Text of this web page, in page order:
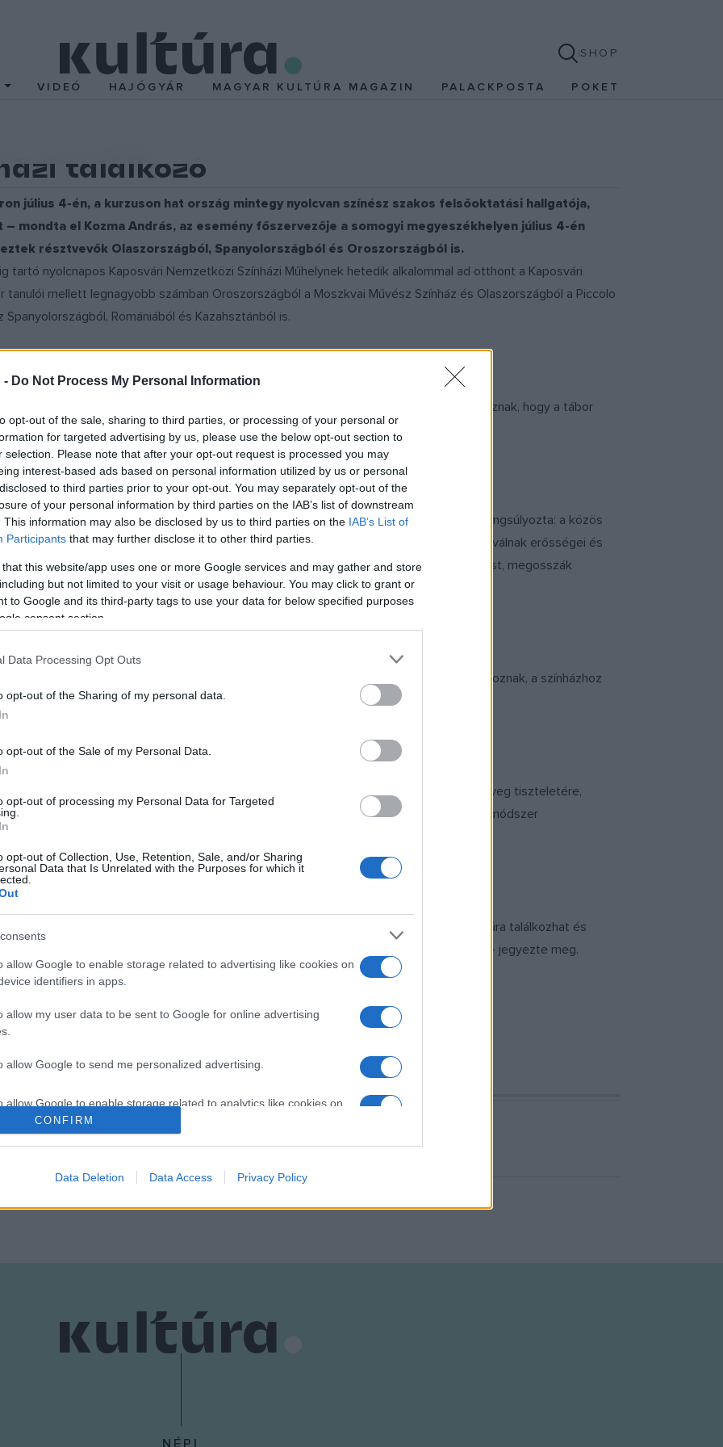
- Do Not Process My Personal Information
opt-out of the sale, sharing to third parties, or processing of your personal or
for targeted advertising by us, please use the below opt-out section to
selection. Please note that after your opt-out request is processed you may
interest-based ads based on personal information utilized by us or personal
to third parties prior to your opt-out. You may separately opt-out of the
of your personal information by third parties on the IAB’s list of downstream
This information may also be disclosed by us to third parties on the IAB’s List of
Participants that may further disclose it to other third parties.
that this website/app uses one or more Google services and may gather and store
but not limited to your visit or usage behaviour. You may click to grant or
to Google and its third-party tags to use your data for below specified purposes
consent section.
Data Processing Opt Outs
opt-out of the Sharing of my personal data.
opt-out of the Sale of my Personal Data.
opt-out of processing my Personal Data for Targeted
opt-out of Collection, Use, Retention, Sale, and/or Sharing
Data that Is Unrelated with the Purposes for which it
allow Google to enable storage related to advertising like cookies on
identifiers in apps.
allow my user data to be sent to Google for online advertising
allow Google to send me personalized advertising.
allow Google to enable storage related to analytics like cookies on
identifiers in apps.
CONFIRM
Data Deletion Data Access Privacy Policy
SHOP
VIDEÓ HAJÓGYÁR MAGYAR KULTÚRA MAGAZIN PALACKPOSTA POKET
találkozó
július 4-én, a kurzuson hat ország mintegy nyolcvan színész szakos felsőoktatási hallgatója,
mondta el Kozma András, az esemény főszervezője a somogyi megyeszékhelyen július 4-én
résztvevők Olaszországból, Spanyolországból és Oroszországból is.
tartó nyolcnapos Kaposvári Nemzetközi Színházi Műhelynek hetedik alkalommal ad otthont a Kaposvári
tanulói mellett legnagyobb számban Oroszországból a Moszkvai Művész Színház és Olaszországból a Piccolo
Romániából és Kazahsztánból is.
tartanak a fiataloknak, akik délután vegyes, nemzetközi csoportokban dolgoznak, hogy a tábor
és Júlia című műve alapján készült 20-25 perces produkcióikat – tette hozzá.
a Nemzeti Színház főigazgatója, a Kaposvári Egyetem művészeti rektorhelyettese hangsúlyozta: a közös
mert el tudja helyezni magát a színházi iskolák nemzetközi térképén, láthatóvá válnak erősségei és
intézmények áldoznak arra, hogy hallgatóik Kaposvárra jöjjenek, megismerjék egymást, megosszák
azt mondta: diákjaik a kurzuson más szemléletmódokkal, szisztémákkal találkoznak, a színházhoz
rengeteg közös dolgot fedezhetnek fel.
arról szólt, hogy az intézményük a színművészképzésében nagy hangsúlyt fektet a szöveg tiszteletére,
minél szélesebb spektrumot kínálni a diákoknak a maguk számára legmegfelelőbb módszer
is segítséget nyújt.
Főiskola képviselője úgy fogalmazott, hogy a Kaposvári Egyetem kurzusán számos kultúra találkozhat és
vagyunk, s a bő egy hét alatt sokat megtudhatunk az életről, s arról, kik vagyunk – jegyezte meg.
NÉPI